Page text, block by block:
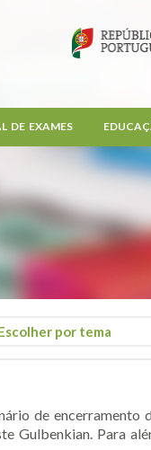
DE EXAMES
de encerramento
Gulbenkian. Para